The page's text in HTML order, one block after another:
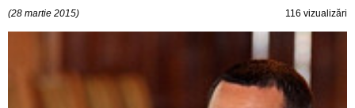
(28 martie 2015) 116 vizualizări